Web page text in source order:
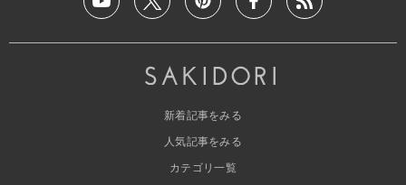
新着記事をみる
人気記事をみる
カテゴリ一覧